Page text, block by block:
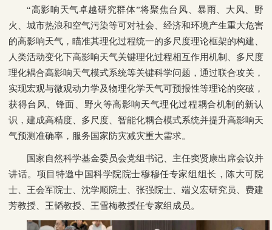
“高影响天气卓越研究群体”将聚焦台风、暴雨、大风、野
火、城市热浪和空气污染等可对社会、经济和环境产生重大危害
的高影响天气，瞄准其理化过程统一的多尺度理论框架的构建、
人类活动变化下高影响天气关键理化过程相互作用机制、多尺度
理化耦合高影响天气模式系统等关键科学问题，通过联合攻关，
实现宏观与微观动力学及物理化学天气可预报性等理论的突破，
获得台风、锋面、野火等高影响天气理化过程耦合机制的新认
识，建成高精度、多尺度、智能化耦合模式系统并提升高影响天
气预测准确率，服务国家防灾减灾重大需求。
国家自然科学基金委员会党组书记、主任窦贤康出席会议并
讲话。项目特邀中国科学院院士穆穆任专家组组长，陈大可院
士、王会军院士、沈学顺院士、张强院士、端义宏研究员、费建
芳教授、王韬教授、王雪梅教授任专家组成员。